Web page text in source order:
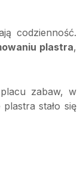
codzienność.
plastra,
zabaw, w
stało się